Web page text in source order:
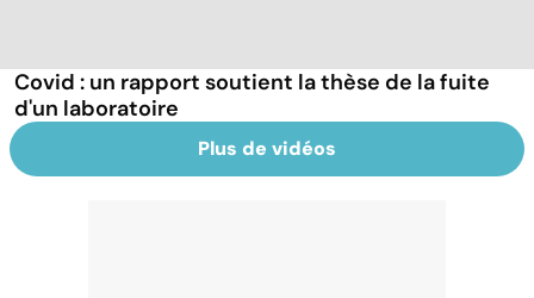
Covid : un rapport soutient la thèse de la fuite
d'un laboratoire
Plus de vidéos